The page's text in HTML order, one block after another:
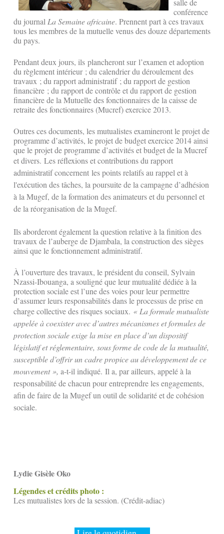
conférence
du journal La Semaine africaine. Prennent part à ces travaux
tous les membres de la mutuelle venus des douze départements
du pays.
Pendant deux jours, ils plancheront sur l’examen et adoption
du règlement intérieur ; du calendrier du déroulement des
travaux ; du rapport administratif ; du rapport de gestion
financière ; du rapport de contrôle et du rapport de gestion
financière de la Mutuelle des fonctionnaires de la caisse de
retraite des fonctionnaires (Mucref) exercice 2013.
Outres ces documents, les mutualistes examineront le projet de
programme d’activités, le projet de budget exercice 2014 ainsi
que le projet de programme d’activités et budget de la Mucref
et divers. Les réflexions et contributions du rapport
administratif concernent les points relatifs au rappel et à
l'exécution des tâches, la poursuite de la campagne d’adhésion
à la Mugef, de la formation des animateurs et du personnel et
de la réorganisation de la Mugef.
Ils aborderont également la question relative à la finition des
travaux de l’auberge de Djambala, la construction des sièges
ainsi que le fonctionnement administratif.
À l’ouverture des travaux, le président du conseil, Sylvain
Nzassi-Ibouanga, a souligné que leur mutualité dédiée à la
protection sociale est l’une des voies pour leur permettre
d’assumer leurs responsabilités dans le processus de prise en
charge collective des risques sociaux. « La formule mutualiste
appelée à coexister avec d’autres mécanismes et formules de
protection sociale exige la mise en place d’un dispositif
législatif et réglementaire, sous forme de code de la mutualité,
susceptible d’offrir un cadre propice au développement de ce
mouvement », a-t-il indiqué. Il a, par ailleurs, appelé à la
responsabilité de chacun pour entreprendreles engagements,
afin de faire de la Mugef un outil de solidarité et de cohésion
sociale.
Lydie Gisèle Oko
Légendes et crédits photo :
Les mutualistes lors de la session. (Crédit-adiac)